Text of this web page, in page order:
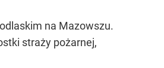
na Mazowszu.
straży pożarnej,